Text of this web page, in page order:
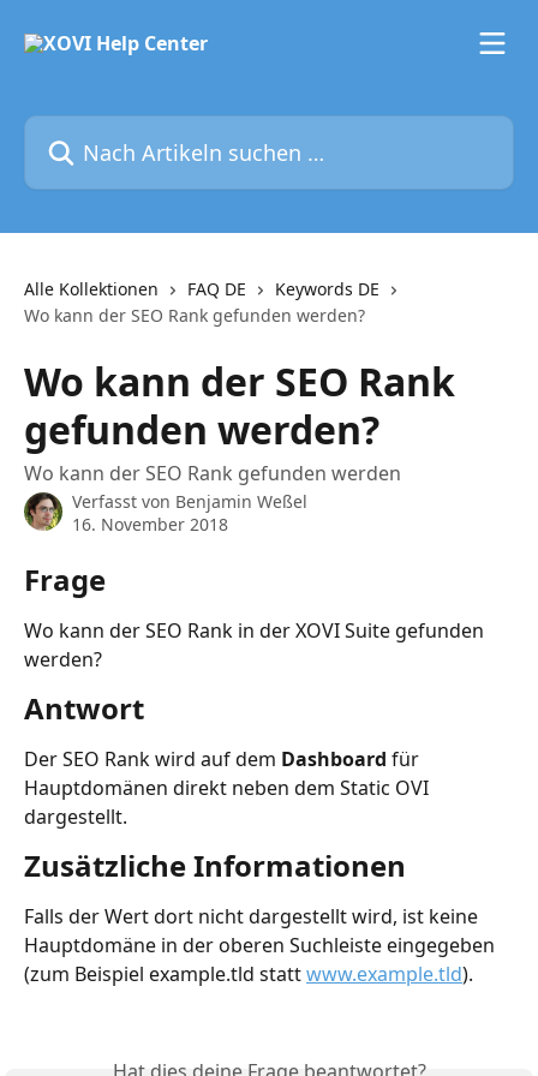
Nach Artikeln suchen …
Alle Kollektionen FAQ DE
Keywords DE
Wo kann der SEO Rank gefunden werden?
Wo kann der SEO Rank
gefunden werden?
Wo kann der SEO Rank gefunden werden
Verfasst von Benjamin Weßel
16. November 2018
Frage
Wo kann der SEO Rank in der XOVI Suite gefunden
werden?
Antwort
Der SEO Rank wird auf dem Dashboard für
Hauptdomänen direkt neben dem Static OVI
dargestellt.
Zusätzliche Informationen
Falls der Wert dort nicht dargestellt wird, ist keine
Hauptdomäne in der oberen Suchleiste eingegeben
(zum Beispiel example.tld statt www.example.tld).